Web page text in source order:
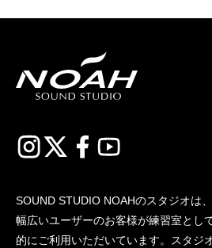
SOUND STUDIO NOAHのスタジオは
幅広いユーザーのお客様が練習室とし
的にご利用いただいています。スタジ